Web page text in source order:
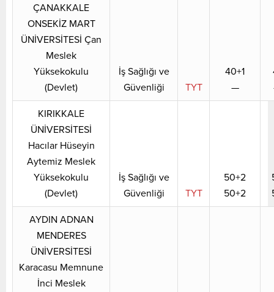
ÇANAKKALE
ONSEKİZ MART
ÜNİVERSİTESİ Çan
Meslek
Yüksekokulu
(Devlet)
İş Sağlığı ve
Güvenliği
TYT
40+1
—
KIRIKKALE
ÜNİVERSİTESİ
Hacılar Hüseyin
Aytemiz Meslek
Yüksekokulu
(Devlet)
İş Sağlığı ve
Güvenliği
TYT
50+2
50+2
AYDIN ADNAN
MENDERES
ÜNİVERSİTESİ
Karacasu Memnune
İnci Meslek